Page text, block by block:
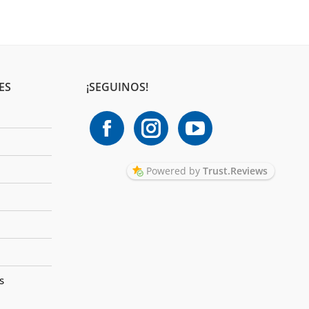
¡SEGUINOS!
Powered by Trust.Reviews